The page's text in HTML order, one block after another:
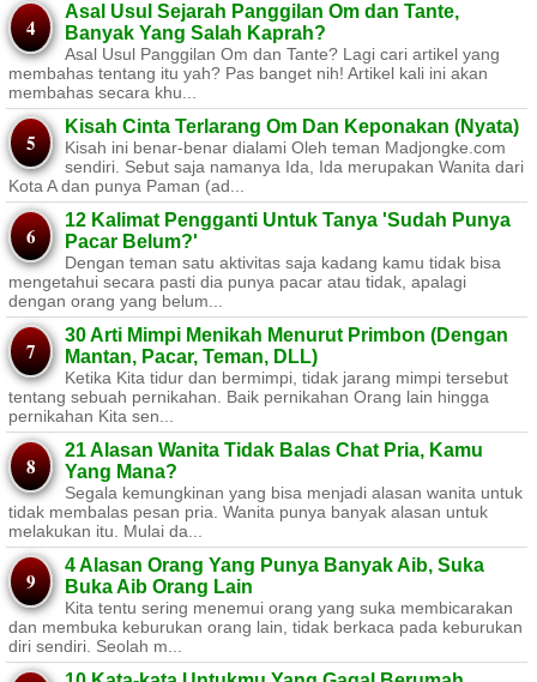
Asal Usul Sejarah Panggilan Om dan Tante,
Banyak Yang Salah Kaprah?
Asal Usul Panggilan Om dan Tante? Lagi cari artikel yang
membahas tentang itu yah? Pas banget nih! Artikel kali ini akan
membahas secara khu...
Kisah Cinta Terlarang Om Dan Keponakan (Nyata)
Kisah ini benar-benar dialami Oleh teman Madjongke.com
sendiri. Sebut saja namanya Ida, Ida merupakan Wanita dari
Kota A dan punya Paman (ad...
12 Kalimat Pengganti Untuk Tanya 'Sudah Punya
Pacar Belum?'
Dengan teman satu aktivitas saja kadang kamu tidak bisa
mengetahui secara pasti dia punya pacar atau tidak, apalagi
dengan orang yang belum...
30 Arti Mimpi Menikah Menurut Primbon (Dengan
Mantan, Pacar, Teman, DLL)
Ketika Kita tidur dan bermimpi, tidak jarang mimpi tersebut
tentang sebuah pernikahan. Baik pernikahan Orang lain hingga
pernikahan Kita sen...
21 Alasan Wanita Tidak Balas Chat Pria, Kamu
Yang Mana?
Segala kemungkinan yang bisa menjadi alasan wanita untuk
tidak membalas pesan pria. Wanita punya banyak alasan untuk
melakukan itu. Mulai da...
4 Alasan Orang Yang Punya Banyak Aib, Suka
Buka Aib Orang Lain
Kita tentu sering menemui orang yang suka membicarakan
dan membuka keburukan orang lain, tidak berkaca pada keburukan
diri sendiri. Seolah m...